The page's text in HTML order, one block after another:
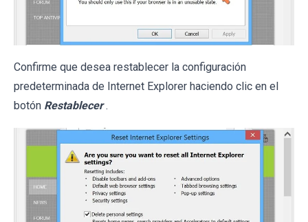
Confirme que desea restablecer la configuración
predeterminada de Internet Explorer haciendo clic en el
botón Restablecer .